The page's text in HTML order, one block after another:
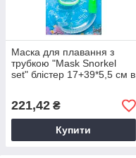
Маска для плавання з
трубкою "Mask Snorkel
set" блістер 17+39*5,5 см в
221,42 ₴
Купити